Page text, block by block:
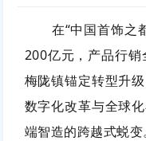
在“中国首饰之
200亿元，产品行销
梅陇镇锚定转型升
数字化改革与全球
端智造的跨越式蜕变